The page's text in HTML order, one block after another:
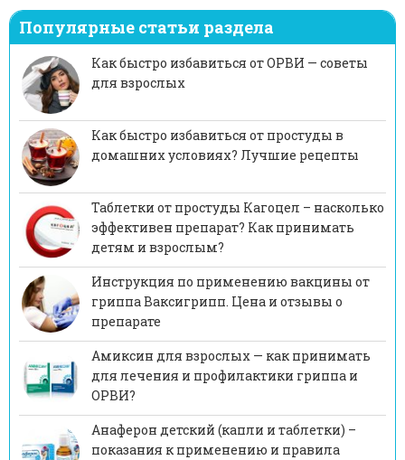
Популярные статьи раздела
Как быстро избавиться от ОРВИ — советы
для взрослых
Как быстро избавиться от простуды в
домашних условиях? Лучшие рецепты
Таблетки от простуды Кагоцел – насколько
эффективен препарат? Как принимать
детям и взрослым?
Инструкция по применению вакцины от
гриппа Ваксигрипп. Цена и отзывы о
препарате
Амиксин для взрослых — как принимать
для лечения и профилактики гриппа и
ОРВИ?
Анаферон детский (капли и таблетки) –
показания к применению и правила